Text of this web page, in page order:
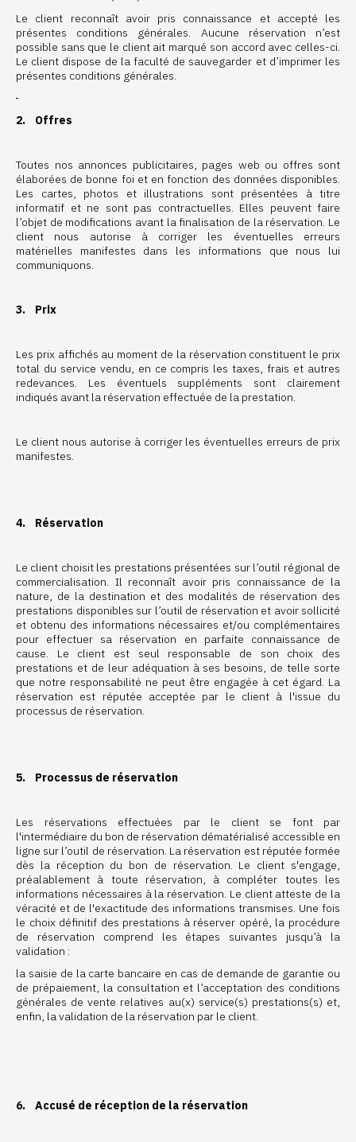
Le client reconnaît avoir pris connaissance et accepté les
présentes conditions générales. Aucune réservation n’est
possible sans que le client ait marqué son accord avec celles-ci.
Le client dispose de la faculté de sauvegarder et d’imprimer les
présentes conditions générales.
2. Offres
Toutes nos annonces publicitaires, pages web ou offres sont
élaborées de bonne foi et en fonction des données disponibles.
Les cartes, photos et illustrations sont présentées à titre
informatif et ne sont pas contractuelles. Elles peuvent faire
l’objet de modifications avant la finalisation de la réservation. Le
client nous autorise à corriger les éventuelles erreurs
matérielles manifestes dans les informations que nous lui
communiquons.
3. Prix
Les prix affichés au moment de la réservation constituent le prix
total du service vendu, en ce compris les taxes, frais et autres
redevances. Les éventuels suppléments sont clairement
indiqués avant la réservation effectuée de la prestation.
Le client nous autorise à corriger les éventuelles erreurs de prix
manifestes.
4. Réservation
Le client choisit les prestations présentées sur l’outil régional de
commercialisation. Il reconnaît avoir pris connaissance de la
nature, de la destination et des modalités de réservation des
prestations disponibles sur l’outil de réservation et avoir sollicité
et obtenu des informations nécessaires et/ou complémentaires
pour effectuer sa réservation en parfaite connaissance de
cause. Le client est seul responsable de son choix des
prestations et de leur adéquation à ses besoins, de telle sorte
que notre responsabilité ne peut être engagée à cet égard. La
réservation est réputée acceptée par le client à l'issue du
processus de réservation.
5. Processus de réservation
Les réservations effectuées par le client se font par
l'intermédiaire du bon de réservation dématérialisé accessible en
ligne sur l’outil de réservation. La réservation est réputée formée
dès la réception du bon de réservation. Le client s'engage,
préalablement à toute réservation, à compléter toutes les
informations nécessaires à la réservation. Le client atteste de la
véracité et de l'exactitude des informations transmises. Une fois
le choix définitif des prestations à réserver opéré, la procédure
de réservation comprend les étapes suivantes jusqu’à la
validation :
la saisie de la carte bancaire en cas de demande de garantie ou
de prépaiement, la consultation et l’acceptation des conditions
générales de vente relatives au(x) service(s) prestations(s) et,
enfin, la validation de la réservation par le client.
6. Accusé de réception de la réservation